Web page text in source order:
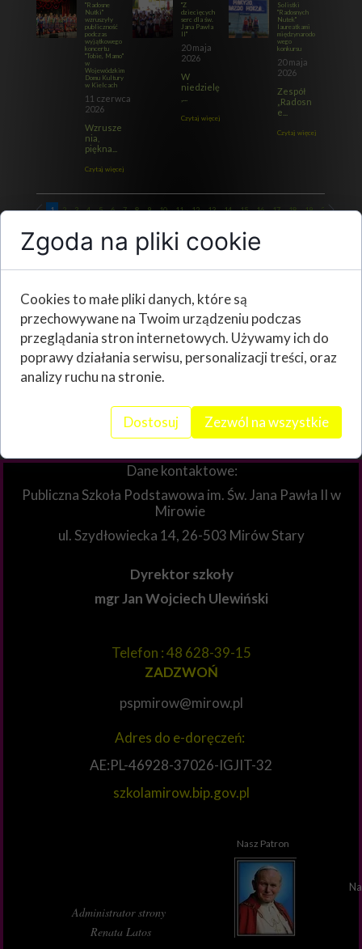
"Radosne
Nutki"
wzruszyły
publiczność
podczas
wyjątkowego
koncertu
"Tobie, Mamo"
w
Wojewódzkim
Domu Kultury
w Kielcach
11 czerwca
2026
Wzrusze
nia,
piękna...
Czytaj więcej
"Z
dziecięcych
serc dla św.
Jana Pawła
II"
20 maja
2026
W
niedzielę
Czytaj więcej
Solistki
"Radosnych
Nutek"
laureatkami
międzynarodo
wego
konkursu
20 maja
2026
Zespół
„Radosn
e...
Czytaj więcej
1 2 3 4 5 6 7 8 9 10 11 12 13 14 15 16 17 18 19 20 21 22
Dyrektor szkoły
mgr Jan Wojciech Ulewiński
Administrator strony
Renata Latos
Nasz Patron
Adres do e-doręczeń:
AE:PL-46928-37026-IGJIT-32
szkolamirow.bip.gov.pl
pspmirow@mirow.pl
Telefon : 48 628-39-15
ZADZWOŃ
Dane kontaktowe:
Publiczna Szkoła Podstawowa im. Św. Jana Pawła II w
Mirowie
ul. Szydłowiecka 14, 26-503 Mirów Stary
Zgoda na pliki cookie
Cookies to małe pliki danych, które są
przechowywane na Twoim urządzeniu podczas
przeglądania stron internetowych. Używamy ich do
poprawy działania serwisu, personalizacji treści, oraz
analizy ruchu na stronie.
Dostosuj Zezwól na wszystkie